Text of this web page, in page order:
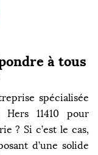
à tous
spécialisée
11410 pour
? Si c’est le cas,
d’une solide